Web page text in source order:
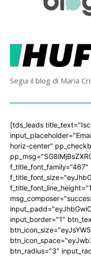
Segui il blog di Maria
[tds_leads
horiz-center"
f_title_font_family="467"
input_border="1"
btn_radius="3"